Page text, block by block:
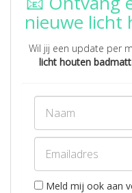
nieuwe licht
Wil jij een update per
licht houten
Meld mij ook aan